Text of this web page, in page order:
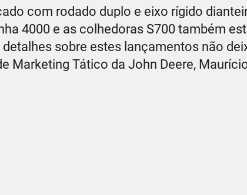
com rodado duplo e eixo rígido
4000 e as colhedoras S700 também
sobre estes lançamentos não
Marketing Tático da John Deere,